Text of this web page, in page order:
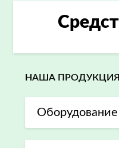
НАША ПРОДУКЦИЯ
Оборудование